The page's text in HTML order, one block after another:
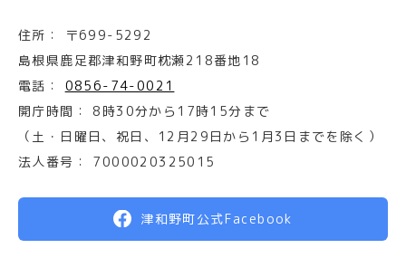
住所：
〒699-5292
島根県鹿足郡津和野町枕瀬218番地18
電話：
0856-74-0021
開庁時間：
8時30分から17時15分まで
（土・日曜日、祝日、12月29日から1月3日までを除く）
法人番号：
7000020325015
津和野町公式Facebook